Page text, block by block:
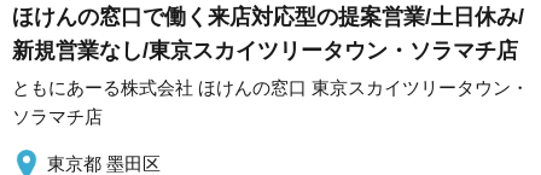
ほけんの窓口で働く来店対応型の提案営業/土日休み/
新規営業なし/東京スカイツリータウン・ソラマチ店
ともにあーる株式会社 ほけんの窓口 東京スカイツリータウン・
ソラマチ店
東京都 墨田区